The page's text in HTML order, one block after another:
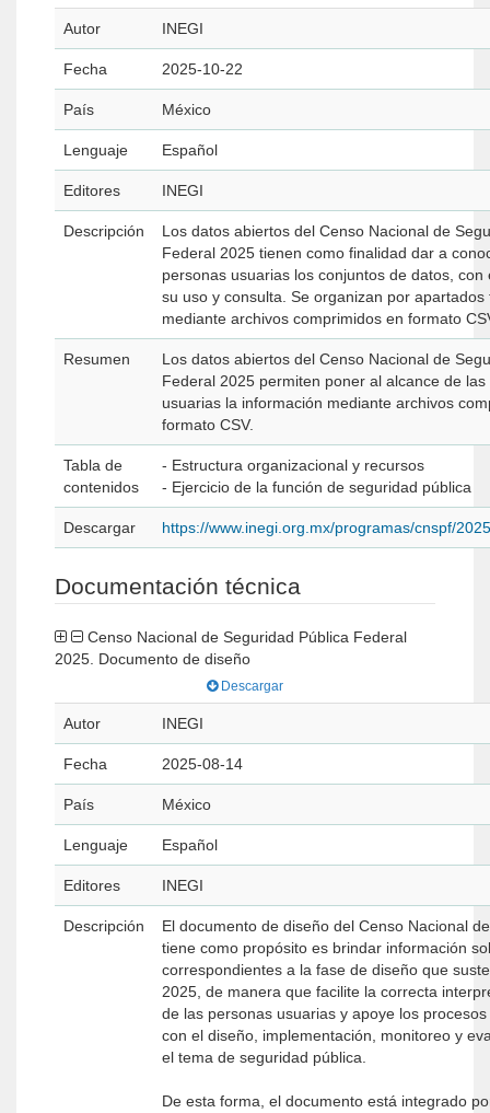
Autor INEGI
Fecha 2025-10-22
País México
Lenguaje Español
Editores INEGI
Descripción
Los datos abiertos del Censo Nacional de
Federal 2025 tienen como finalidad dar a
personas usuarias los conjuntos de datos, con
su uso y consulta. Se organizan por apartados
mediante archivos comprimidos en formato
Resumen
Los datos abiertos del Censo Nacional de
Federal 2025 permiten poner al alcance de las
usuarias la información mediante archivos
formato CSV.
Tabla de
contenidos
- Estructura organizacional y recursos
- Ejercicio de la función de seguridad pública
Descargar https://www.inegi.org.mx/programas/cnspf/
Documentación técnica
2025. Documento de diseño
Descargar
Autor INEGI
Fecha 2025-08-14
País México
Lenguaje Español
Editores INEGI
Descripción
El documento de diseño del Censo Nacional
tiene como propósito es brindar información
correspondientes a la fase de diseño que
2025, de manera que facilite la correcta
de las personas usuarias y apoye los
con el diseño, implementación, monitoreo y
el tema de seguridad pública.
De esta forma, el documento está integrado